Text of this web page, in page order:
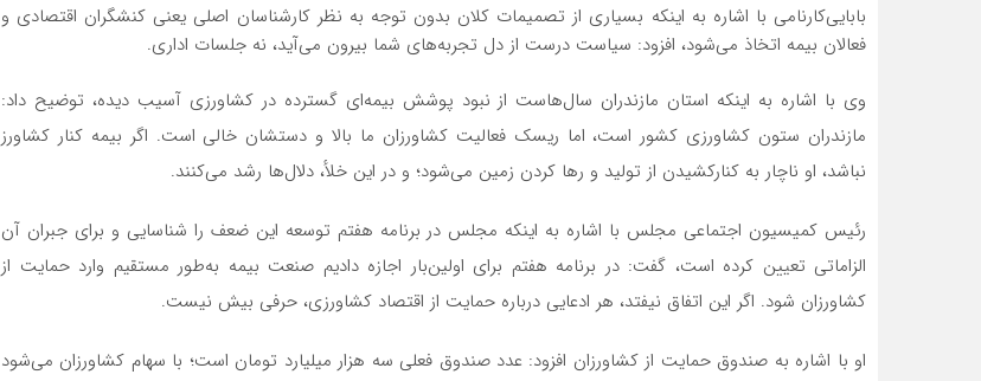
بابایی‌کارنامی با اشاره به اینکه بسیاری از تصمیمات کلان بدون توجه به نظر کارشناسان اصلی یعنی کنشگران اقتصادی و
فعالان بیمه اتخاذ می‌شود، افزود: سیاست درست از دل تجربه‌های شما بیرون می‌آید، نه جلسات اداری.
وی با اشاره به اینکه استان مازندران سال‌هاست از نبود پوشش بیمه‌ای گسترده در کشاورزی آسیب دیده، توضیح داد:
مازندران ستون کشاورزی کشور است، اما ریسک فعالیت کشاورزان ما بالا و دستشان خالی است. اگر بیمه کنار کشاورز
نباشد، او ناچار به کنارکشیدن از تولید و رها کردن زمین می‌شود؛ و در این خلأ، دلال‌ها رشد می‌کنند.
رئیس کمیسیون اجتماعی مجلس با اشاره به اینکه مجلس در برنامه هفتم توسعه این ضعف را شناسایی و برای جبران آن
الزاماتی تعیین کرده است، گفت: در برنامه هفتم برای اولین‌بار اجازه دادیم صنعت بیمه به‌طور مستقیم وارد حمایت از
کشاورزان شود. اگر این اتفاق نیفتد، هر ادعایی درباره حمایت از اقتصاد کشاورزی، حرفی بیش نیست.
او با اشاره به صندوق حمایت از کشاورزان افزود: عدد صندوق فعلی سه هزار میلیارد تومان است؛ با سهام کشاورزان می‌شود